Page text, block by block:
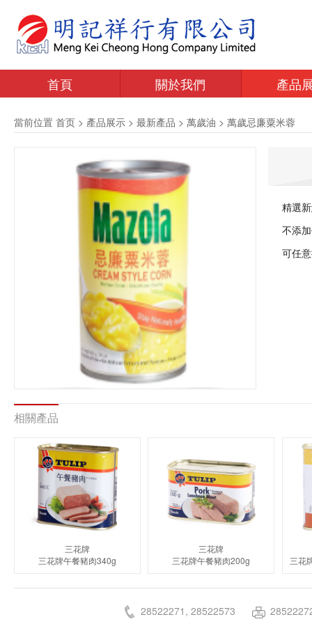
首頁 關於我們 產品
當前位置 首页 > 產品展示 > 最新產品 > 萬歲油 > 萬歲忌廉粟米蓉
精選
不添
可任
相關產品
三花牌
三花牌午餐豬肉340g
三花牌
三花牌午餐豬肉200g
28522271, 28522573